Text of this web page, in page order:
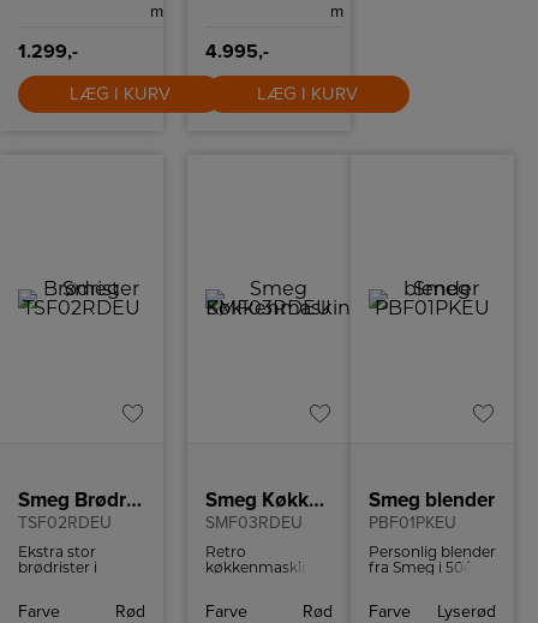
m
1.299,-
LÆG I KURV
m
4.995,-
LÆG I KURV
Smeg Brødrister
TSF02RDEU
Ekstra stor
brødrister i
med plads til 4
Farve
Rød
Smeg Køkkenmaskine
SMF03RDEU
Retro
køkkenmaskine
og
Farve
Rød
Smeg blender
PBF01PKEU
Personlig blender
fra Smeg i 50ér
to hastigheder.
Farve
Lyserød